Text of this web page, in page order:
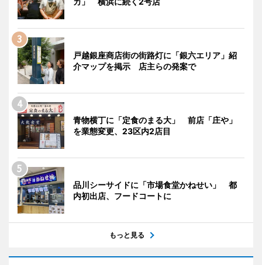
戸越銀座商店街の街路灯に「銀六エリア」紹
介マップを掲示 店主らの発案で
青物横丁に「定食のまる大」 前店「庄や」
を業態変更、23区内2店目
品川シーサイドに「市場食堂かねせい」 都
内初出店、フードコートに
もっと見る